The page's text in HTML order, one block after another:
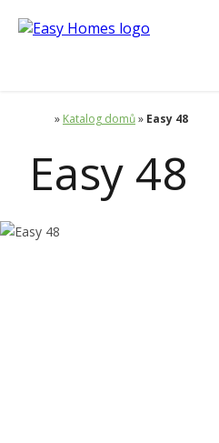
» Katalog domů» Easy 48
Easy 48